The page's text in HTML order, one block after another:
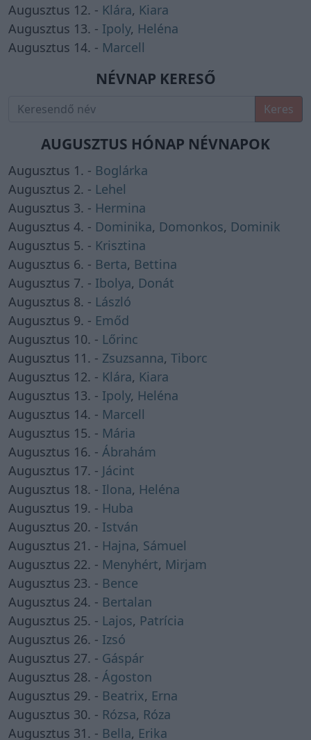
Augusztus 12. - Klára, Kiara
Augusztus 13. - Ipoly, Heléna
Augusztus 14. - Marcell
NÉVNAP KERESŐ
Keres
AUGUSZTUS HÓNAP NÉVNAPOK
Augusztus 1. - Boglárka
Augusztus 2. - Lehel
Augusztus 3. - Hermina
Augusztus 4. - Dominika, Domonkos, Dominik
Augusztus 5. - Krisztina
Augusztus 6. - Berta, Bettina
Augusztus 7. - Ibolya, Donát
Augusztus 8. - László
Augusztus 9. - Emőd
Augusztus 10. - Lőrinc
Augusztus 11. - Zsuzsanna, Tiborc
Augusztus 12. - Klára, Kiara
Augusztus 13. - Ipoly, Heléna
Augusztus 14. - Marcell
Augusztus 15. - Mária
Augusztus 16. - Ábrahám
Augusztus 17. - Jácint
Augusztus 18. - Ilona, Heléna
Augusztus 19. - Huba
Augusztus 20. - István
Augusztus 21. - Hajna, Sámuel
Augusztus 22. - Menyhért, Mirjam
Augusztus 23. - Bence
Augusztus 24. - Bertalan
Augusztus 25. - Lajos, Patrícia
Augusztus 26. - Izsó
Augusztus 27. - Gáspár
Augusztus 28. - Ágoston
Augusztus 29. - Beatrix, Erna
Augusztus 30. - Rózsa, Róza
Augusztus 31. - Bella, Erika